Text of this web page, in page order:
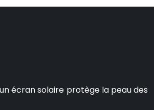
écran solaire protège la peau des